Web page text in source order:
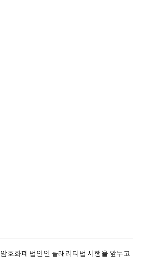
암호화폐 법안인 클래리티법 시행을 앞두고